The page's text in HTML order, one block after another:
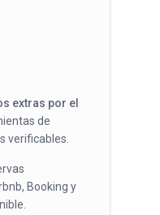
extras por el
de
verificables.
Booking y